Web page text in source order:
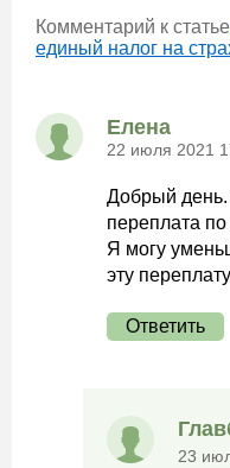
Комментарий к
единый налог на
Елена
22 июля 2021
Добрый день.
переплата
Я могу
эту
Ответить
23